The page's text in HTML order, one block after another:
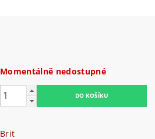
Momentálně nedostupné
Brit